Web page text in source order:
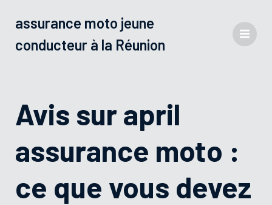
assurance moto jeune
conducteur à la Réunion
Avis sur april
assurance moto :
ce que vous devez